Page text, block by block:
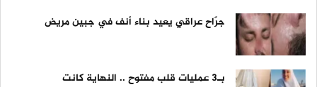
جرّاح عراقي يعيد بناء أنف في جبين مريض
بـ3 عمليات قلب مفتوح .. النهاية كانت